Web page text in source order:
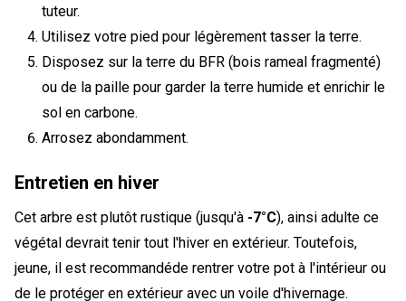
tuteur.
Utilisez votre pied pour légèrement tasser la terre.
Disposez sur la terre du BFR (bois rameal fragmenté)
ou de la paille pour garder la terre humide et enrichir le
sol en carbone.
Arrosez abondamment.
Entretien en hiver
Cet arbre est plutôt rustique (jusqu'à -7°C), ainsi adulte ce
végétal devrait tenir tout l'hiver en extérieur. Toutefois,
jeune, il est recommandéde rentrer votre pot à l'intérieur ou
de le protéger en extérieur avec un voile d'hivernage.